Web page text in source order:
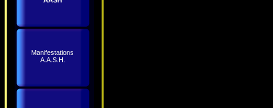
Manifestations
A.A.S.H.